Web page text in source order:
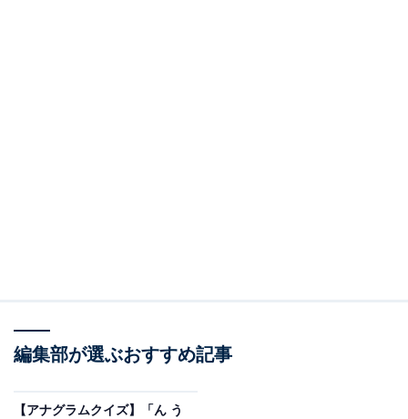
ヒント：最後の文字は「じ」
あわせて読みたい
編集部が選ぶおすすめ記事
【アナグラムクイズ】「ん う